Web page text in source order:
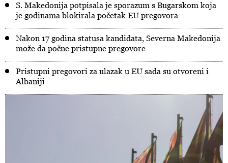
S. Makedonija potpisala je sporazum s Bugarskom koja
je godinama blokirala početak EU pregovora
Nakon 17 godina statusa kandidata, Severna Makedonija
može da počne pristupne pregovore
Pristupni pregovori za ulazak u EU sada su otvoreni i
Albaniji